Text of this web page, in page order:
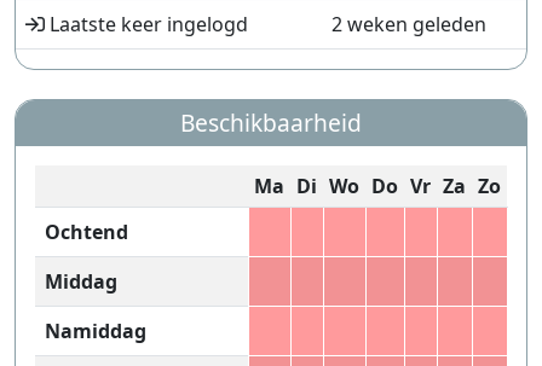
Laatste keer ingelogd
2 weken geleden
Beschikbaarheid
Ma Di Wo Do Vr Za Zo
Ochtend
Middag
Namiddag